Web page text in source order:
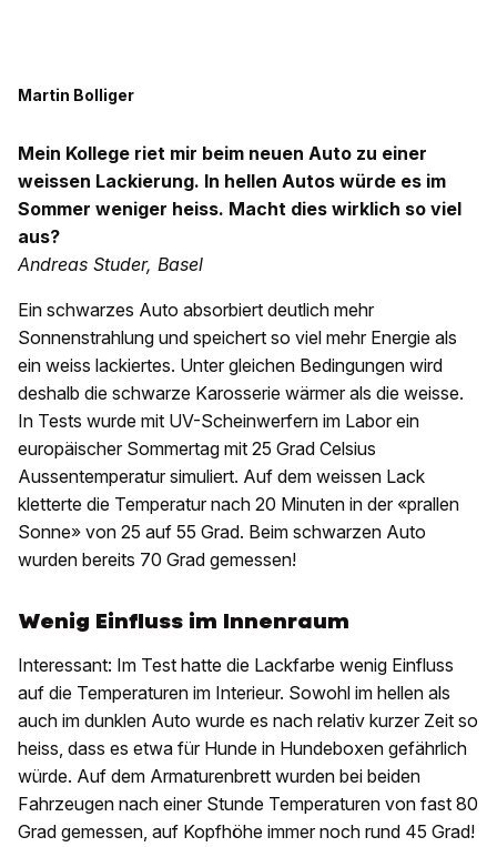
Martin Bolliger
Mein Kollege riet mir beim neuen Auto zu einer
weissen Lackierung. In hellen Autos würde es im
Sommer weniger heiss. Macht dies wirklich so viel
aus?
Andreas Studer, Basel
Ein schwarzes Auto absorbiert deutlich mehr
Sonnenstrahlung und speichert so viel mehr Energie als
ein weiss lackiertes. Unter gleichen Bedingungen wird
deshalb die schwarze Karosserie wärmer als die weisse.
In Tests wurde mit UV-Scheinwerfern im Labor ein
europäischer Sommertag mit 25 Grad Celsius
Aussentemperatur simuliert. Auf dem weissen Lack
kletterte die Temperatur nach 20 Minuten in der «prallen
Sonne» von 25 auf 55 Grad. Beim schwarzen Auto
wurden bereits 70 Grad gemessen!
Wenig Einfluss im Innenraum
Interessant: Im Test hatte die Lackfarbe wenig Einfluss
auf die Temperaturen im Interieur. Sowohl im hellen als
auch im dunklen Auto wurde es nach relativ kurzer Zeit so
heiss, dass es etwa für Hunde in Hundeboxen gefährlich
würde. Auf dem Armaturenbrett wurden bei beiden
Fahrzeugen nach einer Stunde Temperaturen von fast 80
Grad gemessen, auf Kopfhöhe immer noch rund 45 Grad!